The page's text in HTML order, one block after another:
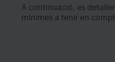
A continuació, es
mínimes a tenir en